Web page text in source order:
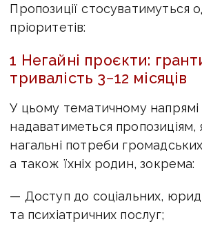
Пропозиції стосуватимуться
пріоритетів:
1 Негайні проєкти:
тривалість 3−12 місяців
У цьому тематичному напрямі
надаватиметься пропозиціям,
нагальні потреби громадських
а також їхніх родин, зокрема:
— Доступ до соціальних,
та психіатричних послуг;